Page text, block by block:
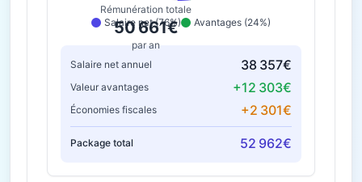
Rémunération totale
50 661€
par an
Salaire net (76%) Avantages (24%)
Salaire net annuel 38 357€
Valeur avantages +12 303€
Économies fiscales +2 301€
Package total 52 962€